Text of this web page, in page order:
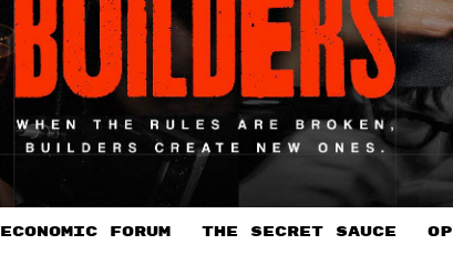
ECONOMIC FORUM THE SECRET SAUCE​